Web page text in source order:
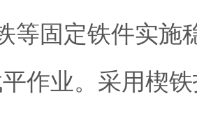
等固定铁件实施
作业。采用楔